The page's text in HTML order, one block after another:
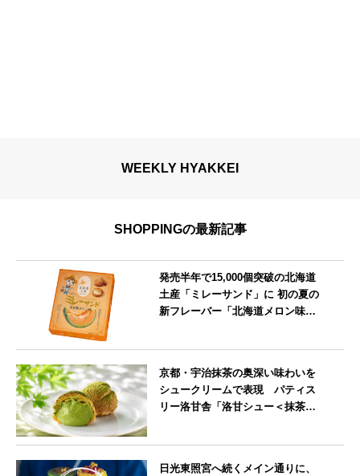
WEEKLY HYAKKEI
SHOPPINGの最新記事
発売半年で15,000個突破の北海道
土産「ミレーサンド」に 初の夏の
新フレーバー「北海道メロン味」
京都・宇治抹茶の奥深い味わいを
シュークリームで表現 パティス
リー洛甘舎「洛甘シュー＜抹茶
日光東照宮へ続くメイン通りに、